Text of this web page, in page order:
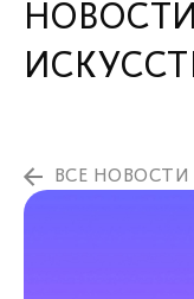
ВСЕ НОВОСТИ